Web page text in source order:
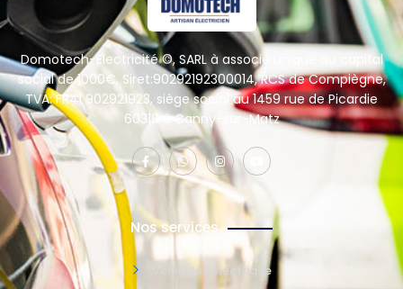
Domotech-Electricité ©, SARL à associé unique au capital
social de 1000€, Siret:90292192300014, RCS de Compiègne,
TVA: FR41 902921923, siège social au 1459 rue de Picardie
60310 à Canny-sur-Matz
Nos services
Vehicules électrique